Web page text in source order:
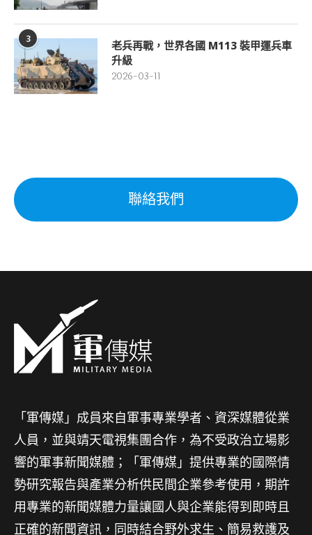
3
老兵再戰，世界各國 M113 裝甲運兵車
升級
2026-03-11
聯絡我們
「軍傳媒」成員來自軍事專業學者、資深媒體從業
人員，並與靖天電視集團合作，為不受政治立場影
響的軍事新聞媒體；「軍傳媒」提供專業的國際情
勢研究報告與產業分析供民間企業參考使用，期許
用專業的新聞媒體力量讓國人與企業能得到即時且
正確的新聞資訊，同時結合野外求生、簡易救護及